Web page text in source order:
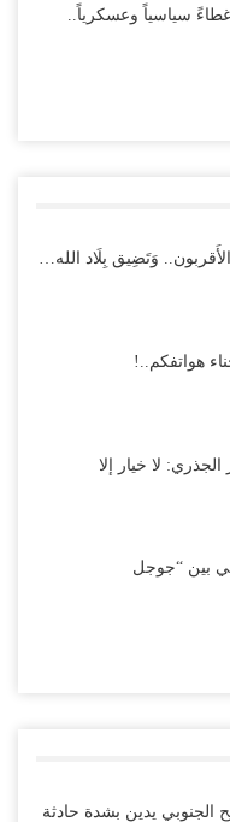
سباق بين طارق والإصلاح
سياسياً وعسكرياً..
وَتَضِيق بِلَاد الله…
هواتفكم..!
الجذري: لا خيار إلا
بين “جوجل
الجنوبي يدين بشدة حادثة